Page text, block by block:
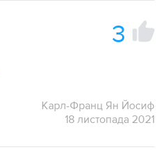
3
Карл-Франц Ян Йосиф
18 листопада 2021